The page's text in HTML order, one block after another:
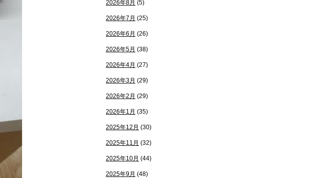
2026年8月 (5)
2026年7月 (25)
2026年6月 (26)
2026年5月 (38)
2026年4月 (27)
2026年3月 (29)
2026年2月 (29)
2026年1月 (35)
2025年12月 (30)
2025年11月 (32)
2025年10月 (44)
2025年9月 (48)